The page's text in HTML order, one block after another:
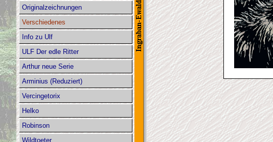
Originalzeichnungen
Verschiedenes
Info zu Ulf
ULF Der edle Ritter
Arthur neue Serie
Arminius (Reduziert)
Vercingetorix
Helko
Robinson
Wildtoeter